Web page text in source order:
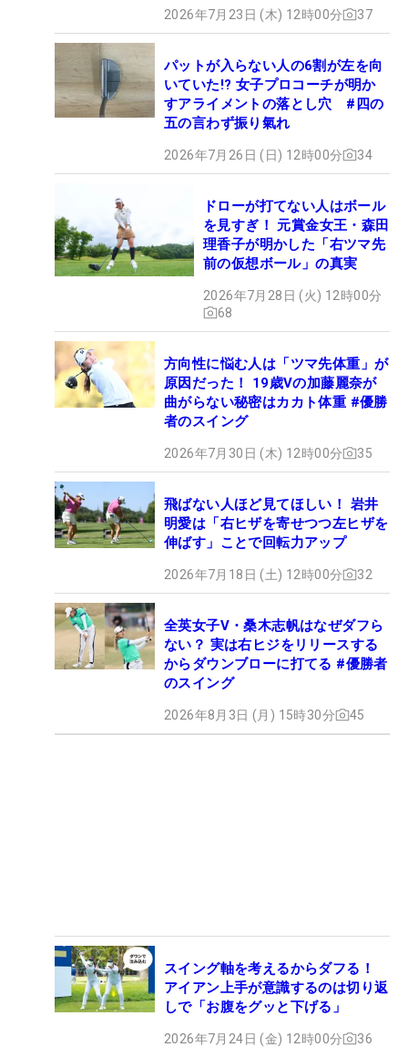
2026年7月23日 (木) 12時00分 37
パットが入らない人の6割が左を向
いていた!? 女子プロコーチが明か
すアライメントの落とし穴 #四の
五の言わず振り氣れ
2026年7月26日 (日) 12時00分 34
ドローが打てない人はボール
を見すぎ！ 元賞金女王・森田
理香子が明かした「右ツマ先
前の仮想ボール」の真実
2026年7月28日 (火) 12時00分
68
方向性に悩む人は「ツマ先体重」が
原因だった！ 19歳Vの加藤麗奈が
曲がらない秘密はカカト体重 #優勝
者のスイング
2026年7月30日 (木) 12時00分 35
飛ばない人ほど見てほしい！ 岩井
明愛は「右ヒザを寄せつつ左ヒザを
伸ばす」ことで回転力アップ
2026年7月18日 (土) 12時00分 32
全英女子V・桑木志帆はなぜダフら
ない？ 実は右ヒジをリリースする
からダウンブローに打てる #優勝者
のスイング
2026年8月3日 (月) 15時30分 45
スイング軸を考えるからダフる！
アイアン上手が意識するのは切り返
しで「お腹をグッと下げる」
2026年7月24日 (金) 12時00分 36